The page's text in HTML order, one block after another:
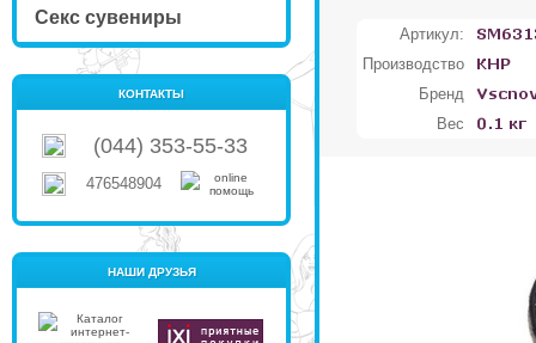
Секс сувениры
КОНТАКТЫ
(044) 353-55-33
476548904
НАШИ ДРУЗЬЯ
Артикул:
Производство
Бренд
Вес